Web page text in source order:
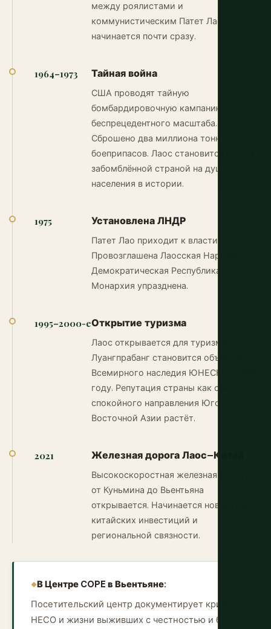
между роялистами и
коммунистическим Патет Лао
начинается почти сразу.
1964–1973 Тайная война
США проводят тайную
бомбардировочную кампанию
беспрецедентного масштаба.
Сброшено два миллиона тонн
боеприпасов. Лаос становится самой
забомблённой страной на душу
населения в истории.
1975 Установлена ЛНДР
Патет Лао приходит к власти.
Провозглашена Лаосская Народно-
Демократическая Республика.
Монархия упразднена.
1995–2000-еОткрытие туризма
Лаос открывается для туризма.
Луангпрабанг становится объектом
Всемирного наследия ЮНЕСКО в 1995
году. Репутация страны как самого
спокойного направления Юго-
Восточной Азии растёт.
2021 Железная дорога Лаос–Китай
Высокоскоростная железная дорога
от Куньмина до Вьентьяна
открывается. Начинается новая глава
китайских инвестиций и
региональной связности.
В Центре COPE в Вьентьяне:
Посетительский центр документирует кризис
НЕСО и жизни выживших с честностью и без